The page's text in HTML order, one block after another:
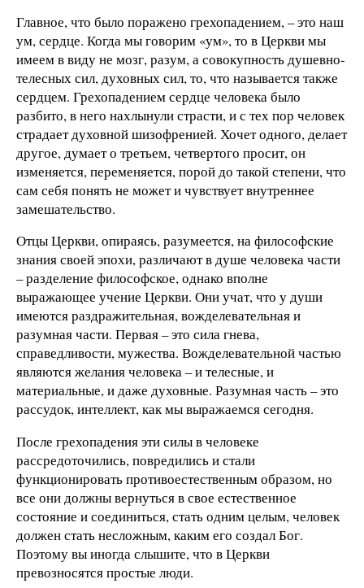
Главное, что было поражено грехопадением, – это наш
ум, сердце. Когда мы говорим «ум», то в Церкви мы
имеем в виду не мозг, разум, а совокупность душевно-
телесных сил, духовных сил, то, что называется также
сердцем. Грехопадением сердце человека было
разбито, в него нахлынули страсти, и с тех пор человек
страдает духовной шизофренией. Хочет одного, делает
другое, думает о третьем, четвертого просит, он
изменяется, переменяется, порой до такой степени, что
сам себя понять не может и чувствует внутреннее
замешательство.
Отцы Церкви, опираясь, разумеется, на философские
знания своей эпохи, различают в душе человека части
– разделение философское, однако вполне
выражающее учение Церкви. Они учат, что у души
имеются раздражительная, вожделевательная и
разумная части. Первая – это сила гнева,
справедливости, мужества. Вожделевательной частью
являются желания человека – и телесные, и
материальные, и даже духовные. Разумная часть – это
рассудок, интеллект, как мы выражаемся сегодня.
После грехопадения эти силы в человеке
рассредоточились, повредились и стали
функционировать противоестественным образом, но
все они должны вернуться в свое естественное
состояние и соединиться, стать одним целым, человек
должен стать несложным, каким его создал Бог.
Поэтому вы иногда слышите, что в Церкви
превозносятся простые люди.